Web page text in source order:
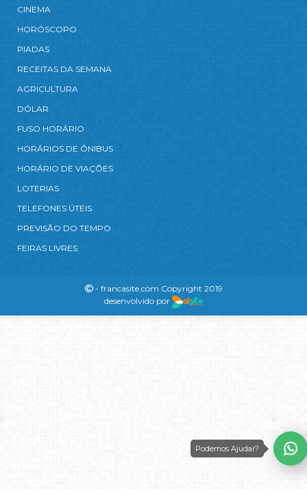
CINEMA
HORÓSCOPO
PIADAS
RECEITAS DA SEMANA
AGRICULTURA
DÓLAR
FUSO HORÁRIO
HORÁRIOS DE ÔNIBUS
HORÁRIO DE VIAÇÕES
LOTERIAS
TELEFONES ÚTEIS
PREVISÃO DO TEMPO
FEIRAS LIVRES
- francasite.com Copyright 2019
desenvolvido por
Podemos Ajudar?